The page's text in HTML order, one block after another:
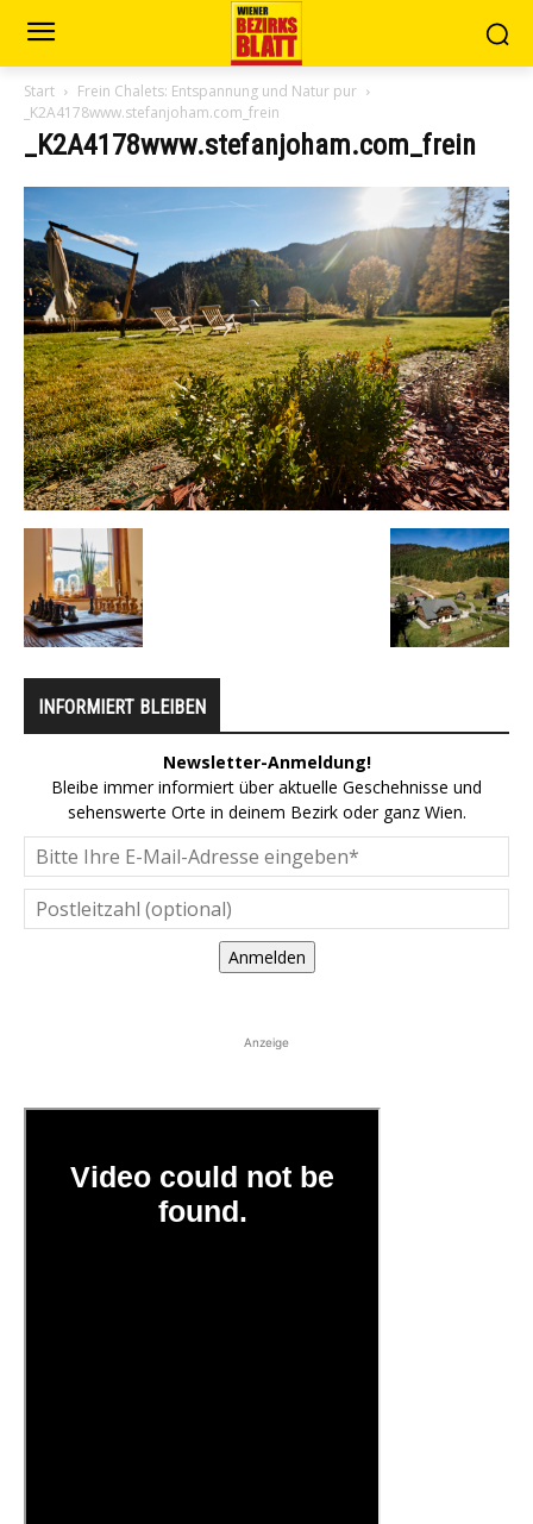
Start
Frein Chalets: Entspannung und Natur pur
_K2A4178www.stefanjoham.com_frein
_K2A4178www.stefanjoham.com_frein
INFORMIERT BLEIBEN
Newsletter-Anmeldung!
Bleibe immer informiert über aktuelle Geschehnisse und
sehenswerte Orte in deinem Bezirk oder ganz Wien.
Anmelden
Anzeige